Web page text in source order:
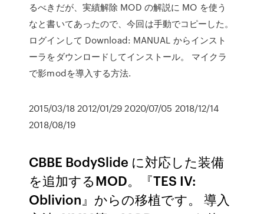
るべきだが、実績解除 MOD の解説に MO を使う
なと書いてあったので、今回は手動でコピーした。
ログインして Download: MANUAL からインスト
ーラをダウンロードしてインストール。 マイクラ
で影modを導入する方法.
2015/03/18 2012/01/29 2020/07/05 2018/12/14
2018/08/19
CBBE BodySlide に対応した装備
を追加するMOD。『TES IV:
Oblivion』からの移植です。 導入